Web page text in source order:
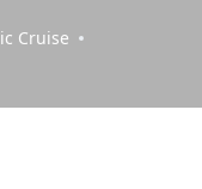
Cruise